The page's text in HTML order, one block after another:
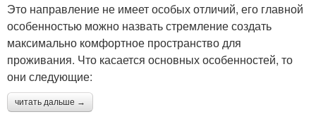
Это направление не имеет особых отличий, его главной
особенностью можно назвать стремление создать
максимально комфортное пространство для
проживания. Что касается основных особенностей, то
они следующие:
читать дальше →